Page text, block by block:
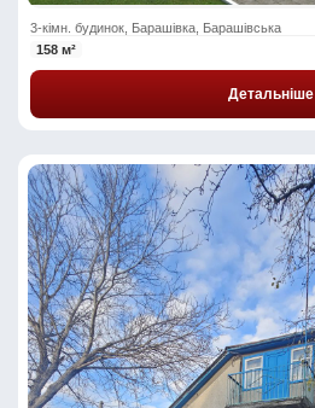
3-кімн. будинок, Барашівка, Барашівська
158 м²
Детальніше